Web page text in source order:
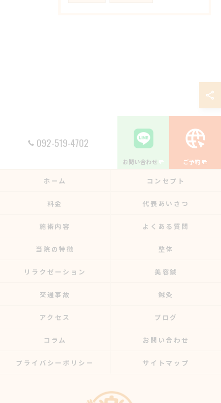
092-519-4702
お問い合わせ ご予約
ホーム コンセプト
料金 代表あいさつ
施術内容 よくある質問
当院の特徴 整体
リラクゼーション 美容鍼
交通事故 鍼灸
アクセス ブログ
コラム お問い合わせ
プライバシーポリシー サイトマップ